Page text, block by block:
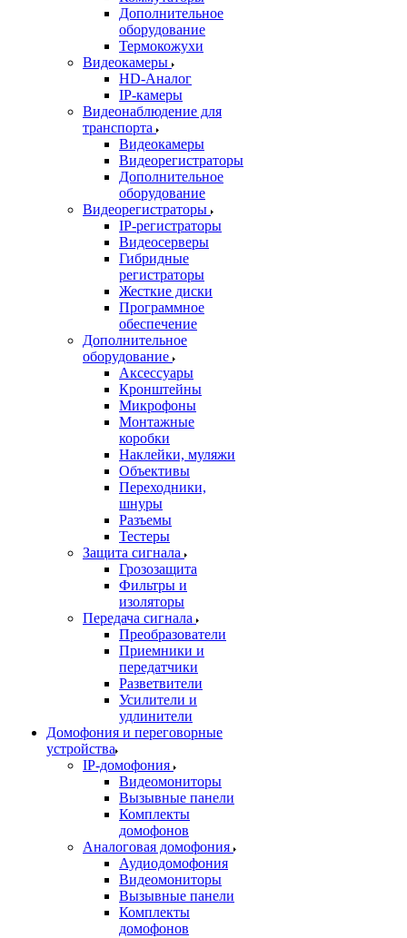
Дополнительное
оборудование
Термокожухи
Видеокамеры
HD-Аналог
IP-камеры
Видеонаблюдение для
транспорта
Видеокамеры
Видеорегистраторы
Дополнительное
оборудование
Видеорегистраторы
IP-регистраторы
Видеосерверы
Гибридные
регистраторы
Жесткие диски
Программное
обеспечение
Дополнительное
оборудование
Аксессуары
Кронштейны
Микрофоны
Монтажные
коробки
Наклейки, муляжи
Объективы
Переходники,
шнуры
Разъемы
Тестеры
Защита сигнала
Грозозащита
Фильтры и
изоляторы
Передача сигнала
Преобразователи
Приемники и
передатчики
Разветвители
Усилители и
удлинители
Домофония и переговорные
устройства
IP-домофония
Видеомониторы
Вызывные панели
Комплекты
домофонов
Аналоговая домофония
Аудиодомофония
Видеомониторы
Вызывные панели
Комплекты
домофонов